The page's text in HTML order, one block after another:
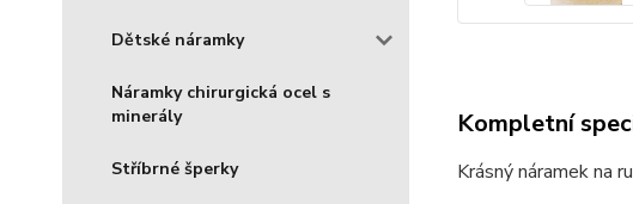
Dětské náramky
Náramky chirurgická ocel s
minerály
Stříbrné šperky
Kompletní
Krásný náramek na